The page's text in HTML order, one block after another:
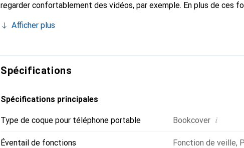
regarder confortablement des vidéos, par exemple. En plus de ces
protège ton Find X5 dans toutes les situations - mais toutes les
Afficher plus
Spécifications
Spécifications principales
Type de coque pour téléphone portable Bookcover i
Éventail de fonctions Fonction de veille,